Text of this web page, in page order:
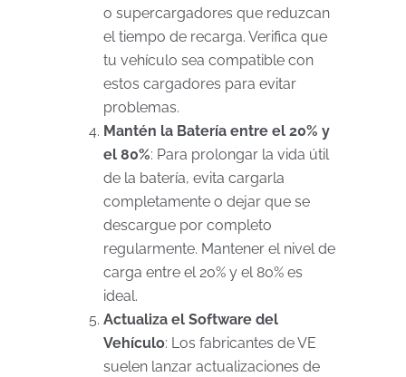
o supercargadores que reduzcan
el tiempo de recarga. Verifica que
tu vehículo sea compatible con
estos cargadores para evitar
problemas.
Mantén la Batería entre el 20% y
el 80%: Para prolongar la vida útil
de la batería, evita cargarla
completamente o dejar que se
descargue por completo
regularmente. Mantener el nivel de
carga entre el 20% y el 80% es
ideal.
Actualiza el Software del
Vehículo: Los fabricantes de VE
suelen lanzar actualizaciones de